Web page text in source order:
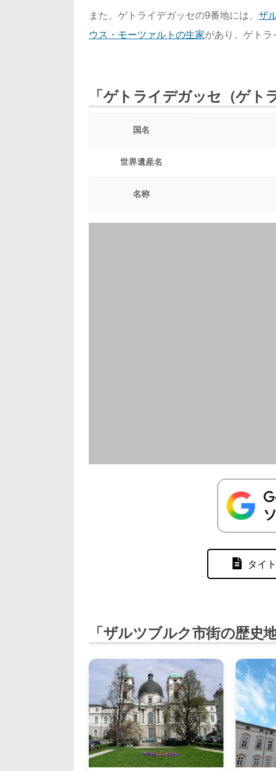
また、ゲトライデガッセの9番地には、 ザ
ウス・モーツァルトの生家があり、ゲトラ
「ゲトライデガッセ（ゲト
国名
世界遺産名
名称
タイ
「ザルツブルク市街の歴史